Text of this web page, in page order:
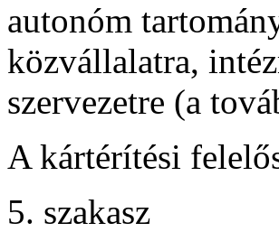
autonóm
közvállalatra,
szervezetre (a
A kártérítési
5. szakasz